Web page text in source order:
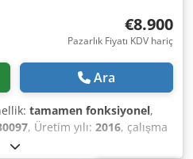
€8.900
Pazarlık Fiyatı KDV hariç
Ara
tamamen fonksiyonel,
, Üretim yılı: 2016, çalışma